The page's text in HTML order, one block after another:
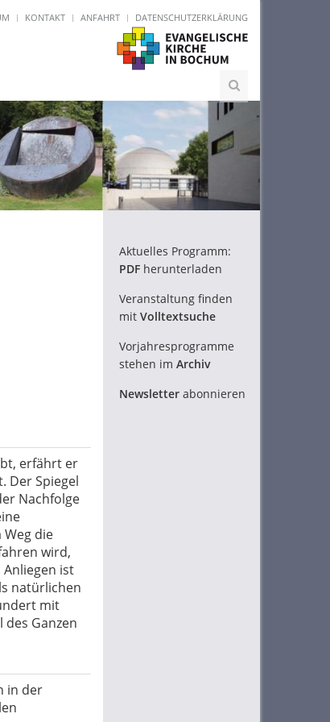
KONTAKT ANFAHRT DATENSCHUTZERKLÄRUNG
erfährt er
Der Spiegel
Nachfolge
die
wird,
ist
natürlichen
mit
Ganzen
in der
Aktuelles Programm:
PDF herunterladen
Veranstaltung finden
mit Volltextsuche
Vorjahresprogramme
stehen im Archiv
Newsletter abonnieren